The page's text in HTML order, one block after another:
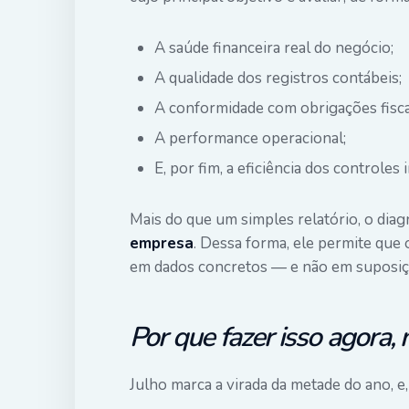
A saúde financeira real do negócio;
A qualidade dos registros contábeis;
A conformidade com obrigações
A performance operacional;
E, por fim, a eficiência dos controles
Mais do que um simples relatório, o
empresa. Dessa forma, ele permite
em dados concretos — e não em
Por que fazer isso
Julho marca a virada da metade do ano,